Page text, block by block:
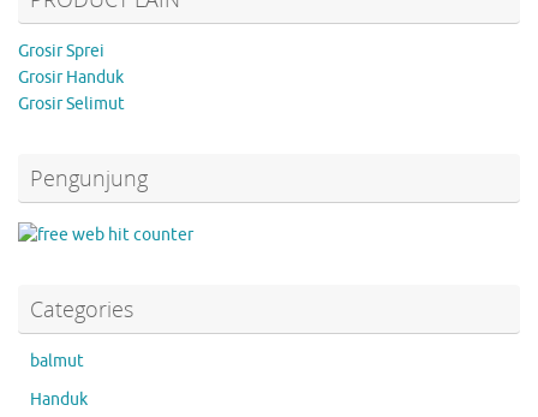
Grosir Sprei
Grosir Handuk
Grosir Selimut
Pengunjung
Categories
balmut
Handuk